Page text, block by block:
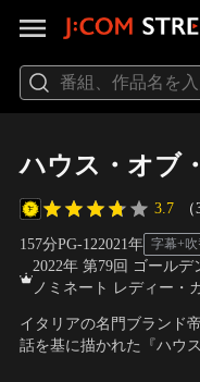
ハウス・オブ
3.7
157分PG-122021 年 字幕+
2022年 第79回 ゴール
ノミネート レディー・
イタリアの名門ブランド
話を基に描かれた『ハウ